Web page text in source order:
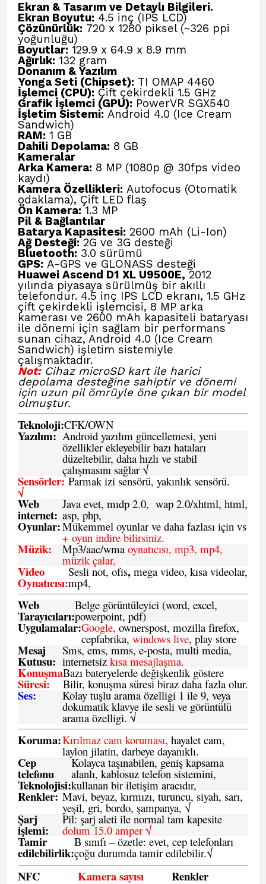
Ekran & Tasarım ve Detaylı Bilgileri.
Ekran Boyutu: 4.5 inç (IPS LCD)
Çözünürlük: 720 x 1280 piksel (~326 ppi
yoğunluğu)
Boyutlar: 129.9 x 64.9 x 8.9 mm
Ağırlık: 132 gram
Donanım & Yazılım
Yonga Seti (Chipset): TI OMAP 4460
İşlemci (CPU): Çift çekirdekli 1.5 GHz
Grafik İşlemci (GPU): PowerVR SGX540
İşletim Sistemi: Android 4.0 (Ice Cream
Sandwich)
RAM: 1 GB
Dahili Depolama: 8 GB
Kameralar
Arka Kamera: 8 MP (1080p @ 30fps video
kaydı)
Kamera Özellikleri: Autofocus (Otomatik
odaklama), Çift LED flaş
Ön Kamera: 1.3 MP
Pil & Bağlantılar
Batarya Kapasitesi: 2600 mAh (Li-Ion)
Ağ Desteği: 2G ve 3G desteği
Bluetooth: 3.0 sürümü
GPS: A-GPS ve GLONASS desteği
Huawei Ascend D1 XL U9500E, 2012
yılında piyasaya sürülmüş bir akıllı
telefondur. 4.5 inç IPS LCD ekranı, 1.5 GHz
çift çekirdekli işlemcisi, 8 MP arka
kamerası ve 2600 mAh kapasiteli bataryası
ile dönemi için sağlam bir performans
sunan cihaz, Android 4.0 (Ice Cream
Sandwich) işletim sistemiyle
çalışmaktadır.
Not:Cihaz microSD kart ile harici
depolama desteğine sahiptir ve dönemi
için uzun pil ömrüyle öne çıkan bir model
olmuştur.
Teknoloji:CFK/OWN
Yazılım: Android yazılım güncellemesi, yeni
özellikler ekleyebilir bazı hataları
düzeltebilir, daha hızlı ve stabil
çalışmasını sağlar √
Sensörler:
√
Parmak izi sensörü, yakınlık sensörü.
Web
internet:
Java evet, mıdp 2.0, wap 2.0/xhtml, html,
asp, php,
Oyunlar:Mükemmel oyunlar ve daha fazlası için vs
+ oyun indire bilirsiniz.
Müzik: Mp3/aac/wmaoynatıcısı, mp3, mp4,
müzik çalar,
Video
Oynatıcısı:
Sesli not, ofis, mega video, kısa videolar,
mp4,
Web
Tarayıcıları:
Belge görüntüleyici (word, excel,
powerpoint, pdf)
Uygulamalar:Google, ownerspost, mozilla firefox,
cepfabrika, windows live, play store
Mesaj
Kutusu:
Sms, ems, mms, e-posta, multi media,
internetsiz kısa mesajlaşma.
Konuşma
Süresi:
Bazı bateryelerde değişkenlik göstere
Bilir, konuşma süresi biraz daha fazla olur.
Ses: Kolay tuşlu arama özelligi 1 ile 9, veya
dokumatik klavye ile sesli ve görüntülü
arama özelligi. √
Koruma:Kırılmaz cam koruması, hayalet cam,
laylon jilatin, darbeye dayanıklı.
Cep
telefonu
Teknolojisi:
Kolayca taşınabilen, geniş kapsama
alanlı, kablosuz telefon sistemini,
kullanan bir iletişim aracıdır,
Renkler: Mavi, beyaz, kırmızı, turuncu, siyah, sarı,
yeşil, gri, bordo, şampanya, √
Şarj
işlemi:
Pil: şarj aleti ile normal tam kapesite
dolum 15.0 amper √
Tamir
edilebilirlik:
B sınıfı – özetle: evet, cep telefonları
çoğu durumda tamir edilebilir.√
NFC Kamera sayısı Renkler